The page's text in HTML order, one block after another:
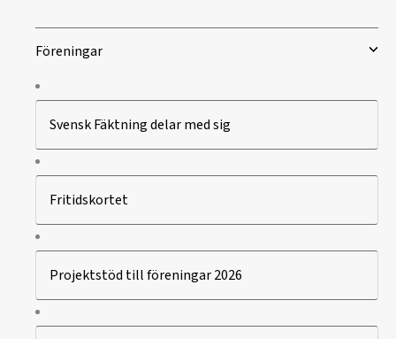
Föreningar
Svensk Fäktning delar med sig
Fritidskortet
Projektstöd till föreningar 2026